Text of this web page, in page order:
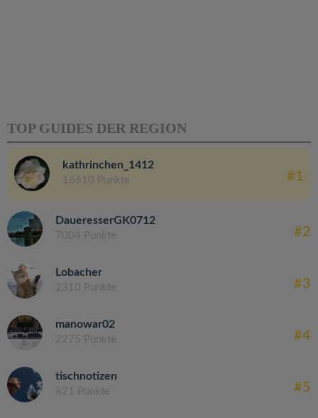
TOP GUIDES DER REGION
kathrinchen_1412
16610 Punkte #1
DaueresserGK0712
7004 Punkte #2
Lobacher
2310 Punkte #3
manowar02
2275 Punkte #4
tischnotizen
821 Punkte #5